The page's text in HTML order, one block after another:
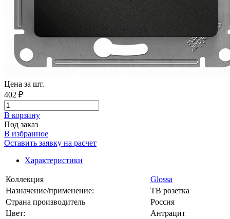
Цена за шт.
402 ₽
В корзинy
Под заказ
В избранное
Оставить заявку на расчет
Характеристики
Коллекция
Glossa
Назначение/применение:
ТВ розетка
Страна производитель
Россия
Цвет:
Антрацит